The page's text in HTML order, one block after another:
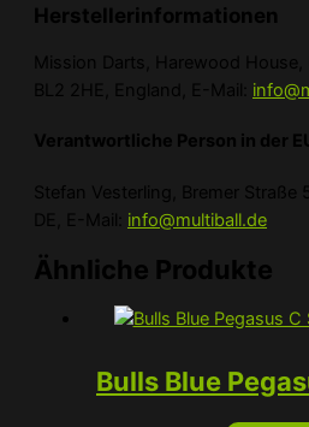
Herstellerinformationen
Mission Darts, Harewood House,
BL2 2HE, England, E-Mail:
Verantwortliche Person in der
Stefan Vesterling, Bremer Straße
DE, E-Mail: info@multiball.de
Ähnliche Produkte
Bulls Blue